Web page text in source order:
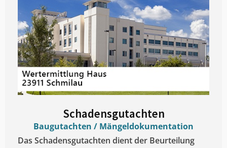
Schadensgutachten
Baugutachten / Mängeldokumentation
Das Schadensgutachten dient der Beurteilung